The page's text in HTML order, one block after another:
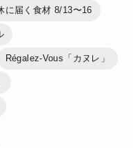
に届く食材 8/13〜16
Régalez-Vous「カヌレ」